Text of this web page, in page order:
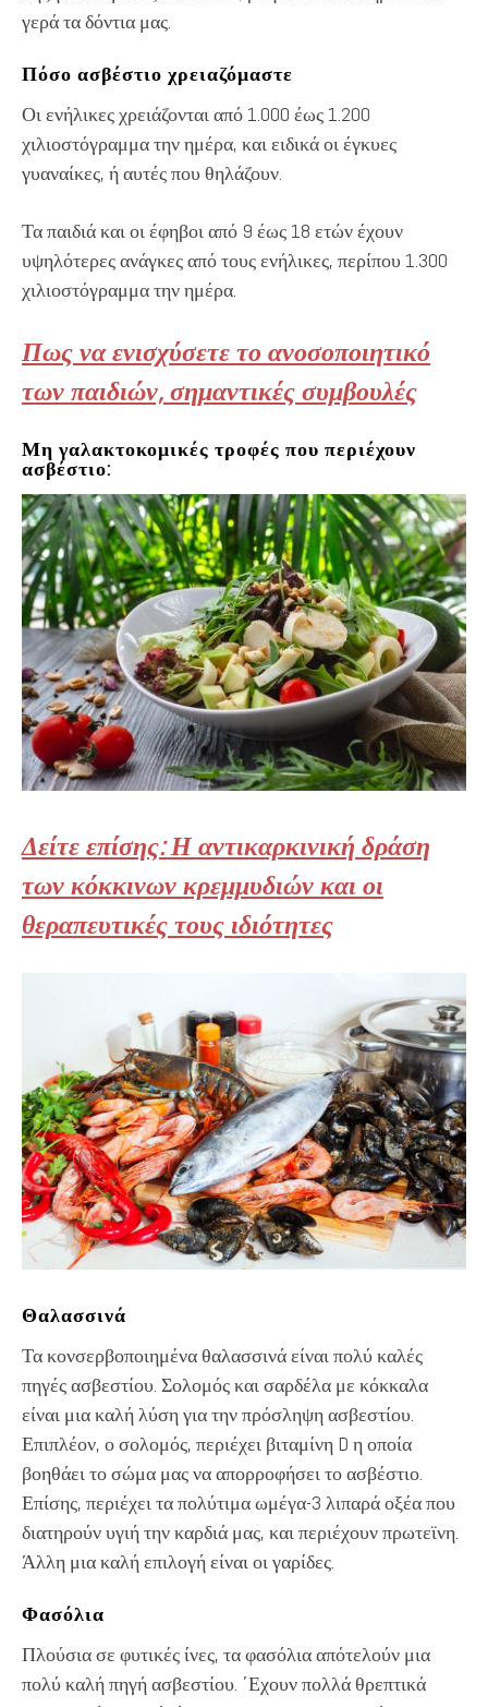
γερά τα δόντια μας.
Πόσο ασβέστιο χρειαζόμαστε
Οι ενήλικες χρειάζονται από 1.000 έως 1.200
χιλιοστόγραμμα την ημέρα, και ειδικά οι έγκυες
γυαναίκες, ή αυτές που θηλάζουν.
Τα παιδιά και οι έφηβοι από 9 έως 18 ετών έχουν
υψηλότερες ανάγκες από τους ενήλικες, περίπου 1.300
χιλιοστόγραμμα την ημέρα.
Πως να ενισχύσετε το ανοσοποιητικό
των παιδιών, σημαντικές συμβουλές
Μη γαλακτοκομικές τροφές που περιέχουν
ασβέστιο:
Δείτε επίσης: Η αντικαρκινική δράση
των κόκκινων κρεμμυδιών και οι
θεραπευτικές τους ιδιότητες
Θαλασσινά
Τα κονσερβοποιημένα θαλασσινά είναι πολύ καλές
πηγές ασβεστίου. Σολομός και σαρδέλα με κόκκαλα
είναι μια καλή λύση για την πρόσληψη ασβεστίου.
Επιπλέον, ο σολομός, περιέχει βιταμίνη D η οποία
βοηθάει το σώμα μας να απορροφήσει το ασβέστιο.
Επίσης, περιέχει τα πολύτιμα ωμέγα-3 λιπαρά οξέα που
διατηρούν υγιή την καρδιά μας, και περιέχουν πρωτεϊνη.
Άλλη μια καλή επιλογή είναι οι γαρίδες.
Φασόλια
Πλούσια σε φυτικές ίνες, τα φασόλια απότελούν μια
πολύ καλή πηγή ασβεστίου. ΄Εχουν πολλά θρεπτικά